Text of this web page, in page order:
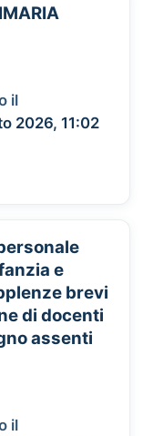
il
2026, 11:02
e
brevi
di docenti
assenti
il